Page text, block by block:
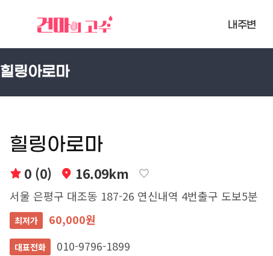
내주변
힐링아로마
힐링아로마
0 (0) 16.09km
서울 은평구 대조동 187-26 연신내역 4번출구 도보5분
최저가 60,000원
대표전화 010-9796-1899